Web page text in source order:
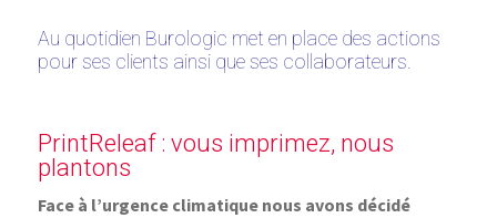
Au quotidien Burologic met en place des actions
pour ses clients ainsi que ses collaborateurs.
PrintReleaf : vous imprimez, nous
plantons
Face à l’urgence climatique nous avons décidé